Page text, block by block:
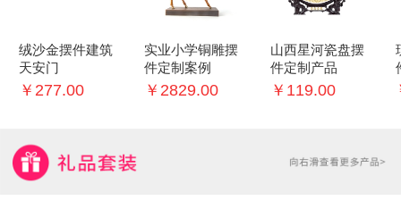
绒沙金摆件建筑
天安门
￥277.00
实业小学铜雕摆
件定制案例
￥2829.00
山西星河瓷盘摆
件定制产品
￥119.00